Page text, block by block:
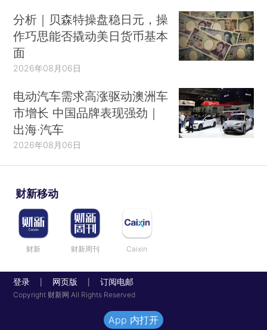
分析｜贝森特操盘稳日元，操
作巧思能否撬动美日货币基本
面
2026年08月06日
电动汽车需求高涨驱动澳洲车
市增长 中国品牌表现强劲｜
出海·汽车
2026年08月06日
财新移动
财新 财新周刊 Caixin
登录 网页版 订阅电邮
Copyright 财新网 All Rights Reserved
App 内打开